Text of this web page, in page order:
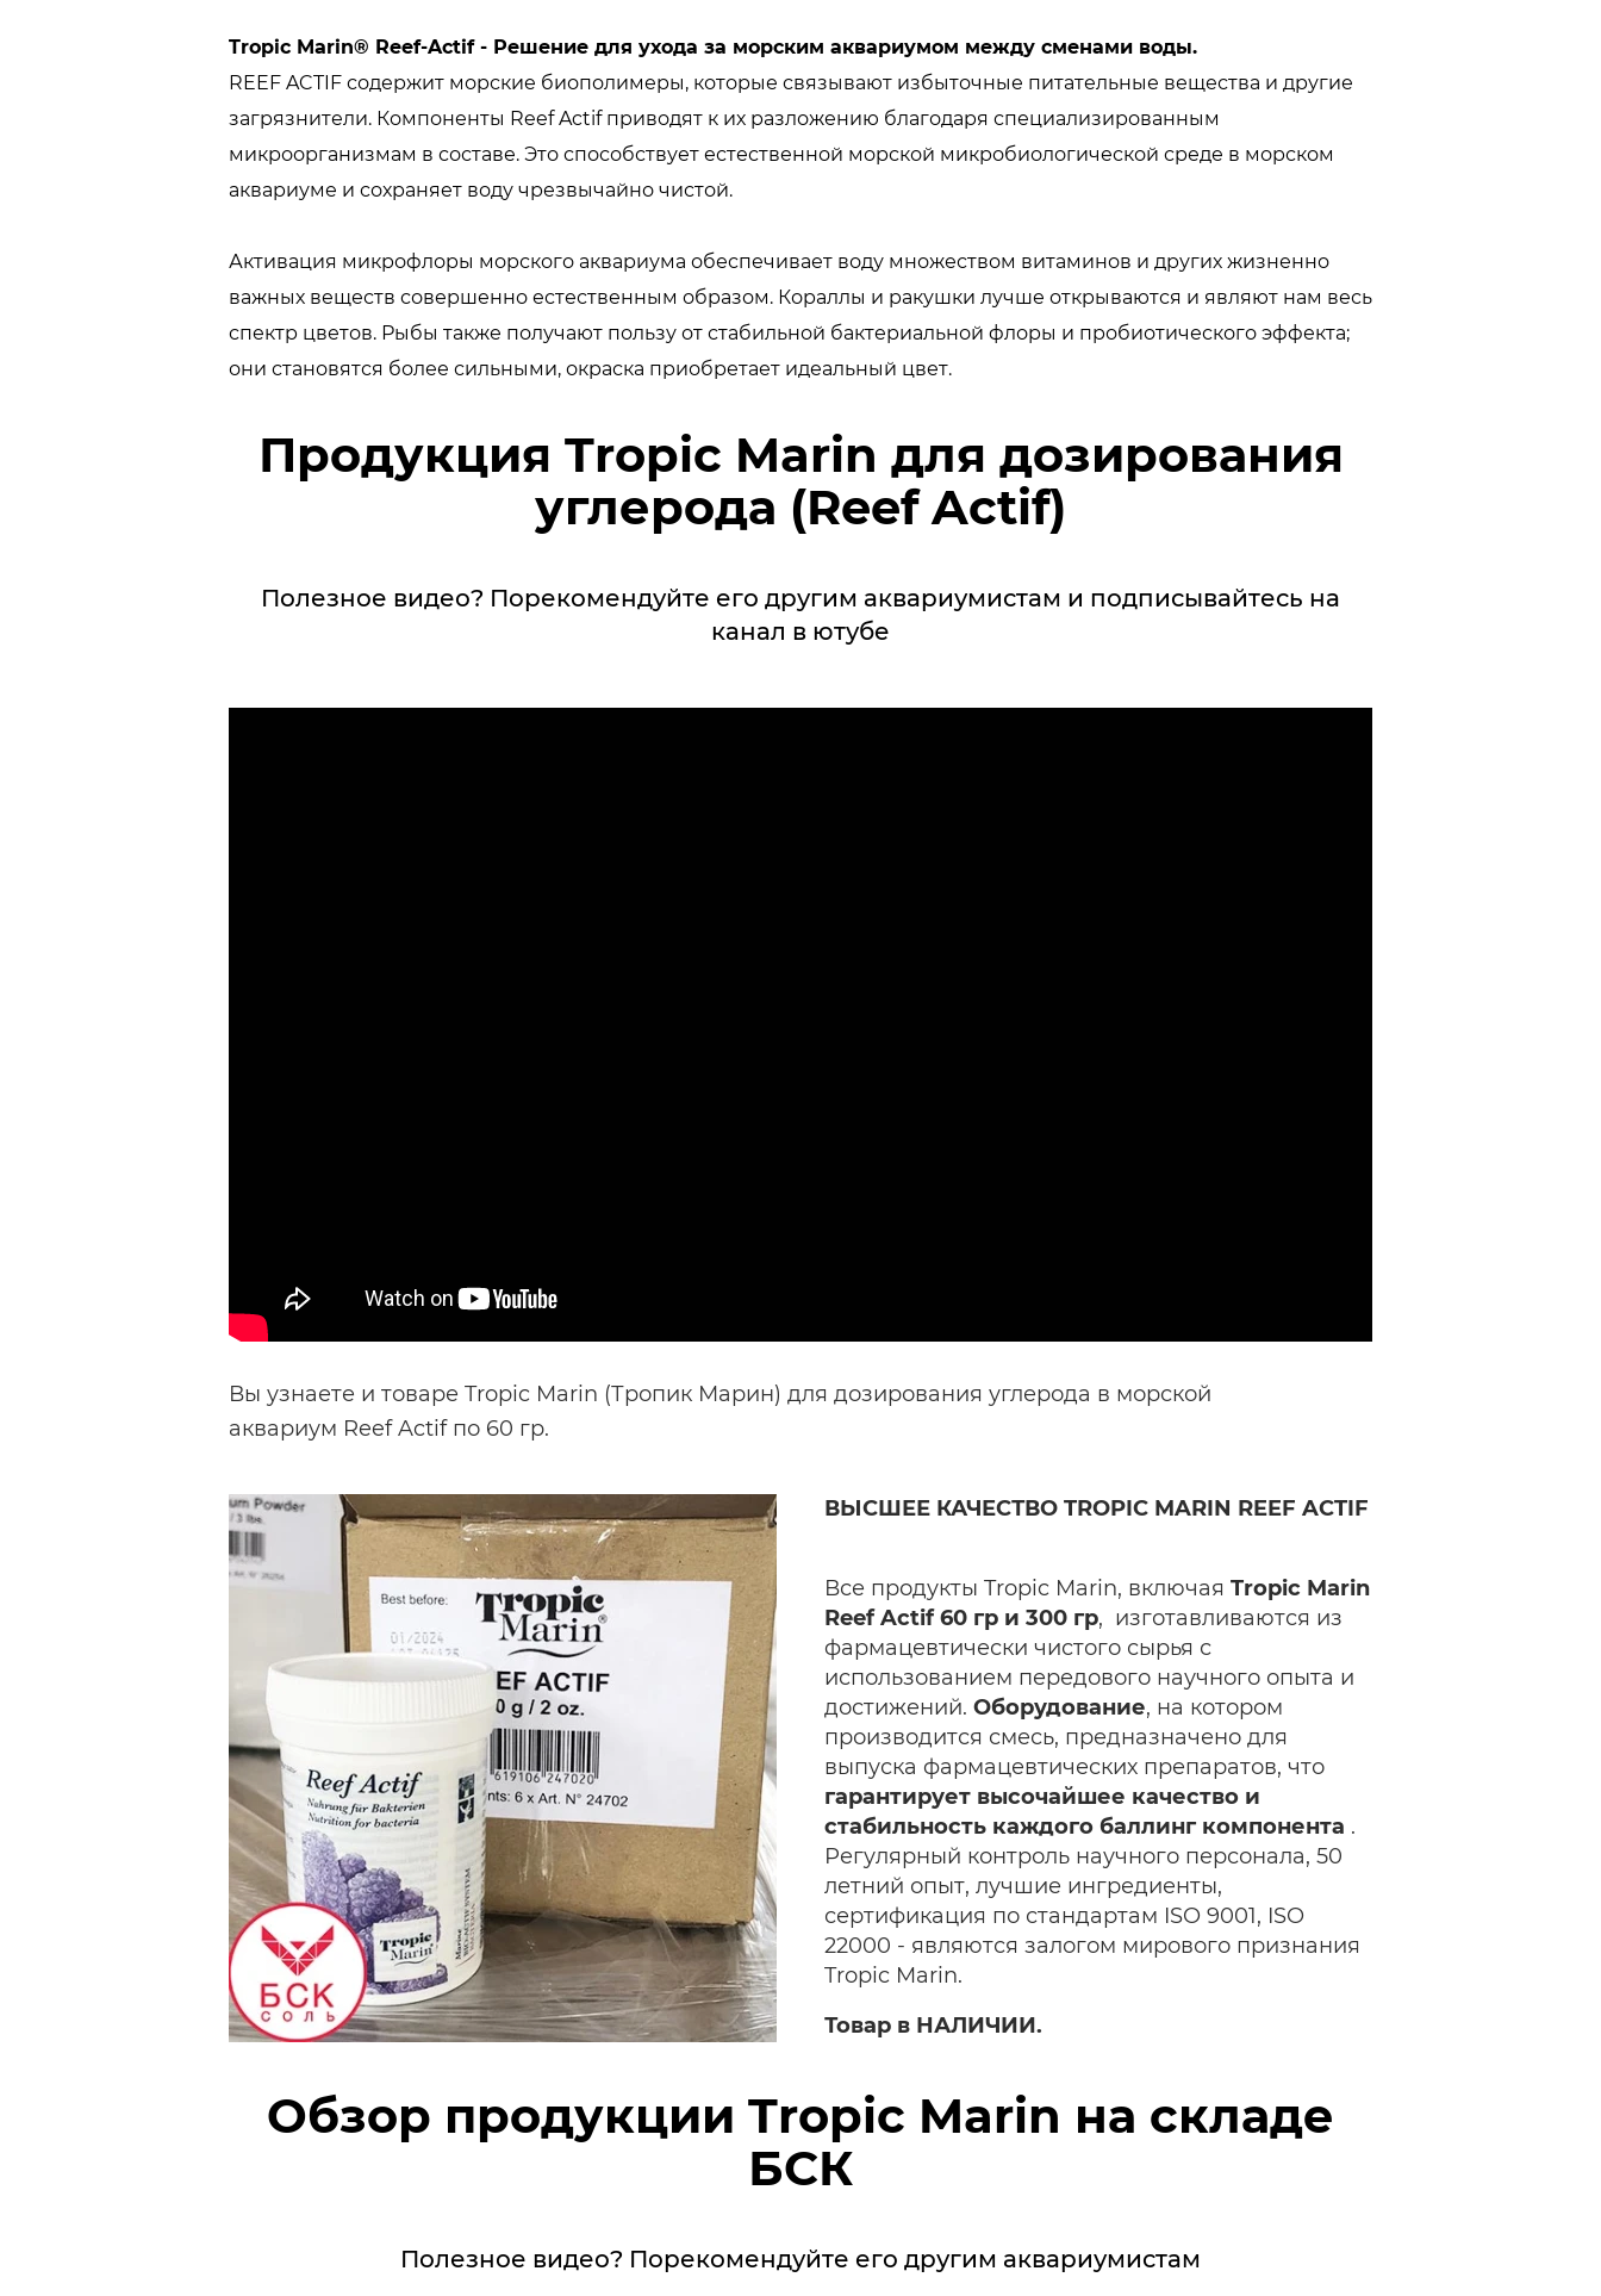
Tropic Marin® Reef-Actif - Решение для ухода за морским аквариумом между сменами воды.
REEF ACTIF содержит морские биополимеры, которые связывают избыточные питательные вещества и другие
загрязнители. Компоненты Reef Actif приводят к их разложению благодаря специализированным
микроорганизмам в составе. Это способствует естественной морской микробиологической среде в морском
аквариуме и сохраняет воду чрезвычайно чистой.
Активация микрофлоры морского аквариума обеспечивает воду множеством витаминов и других жизненно
важных веществ совершенно естественным образом. Кораллы и ракушки лучше открываются и являют нам весь
спектр цветов. Рыбы также получают пользу от стабильной бактериальной флоры и пробиотического эффекта;
они становятся более сильными, окраска приобретает идеальный цвет.
Продукция Tropic Marin для дозирования
углерода (Reef Actif)
Полезное видео? Порекомендуйте его другим аквариумистам и подписывайтесь на
канал в ютубе
Вы узнаете и товаре Tropic Marin (Тропик Марин) для дозирования углерода в морской
аквариум Reef Actif по 60 гр.
ВЫСШЕЕ КАЧЕСТВО TROPIC MARIN REEF ACTIF
Все продукты Tropic Marin, включая Tropic Marin
Reef Actif 60 гр и 300 гр, изготавливаются из
фармацевтически чистого сырья с
использованием передового научного опыта и
достижений. Оборудование, на котором
производится смесь, предназначено для
выпуска фармацевтических препаратов, что
гарантирует высочайшее качество и
стабильность каждого баллинг компонента .
Регулярный контроль научного персонала, 50
летний опыт, лучшие ингредиенты,
сертификация по стандартам ISO 9001, ISO
22000 - являются залогом мирового признания
Tropic Marin.
Товар в НАЛИЧИИ.
Обзор продукции Tropic Marin на складе
БСК
Полезное видео? Порекомендуйте его другим аквариумистам